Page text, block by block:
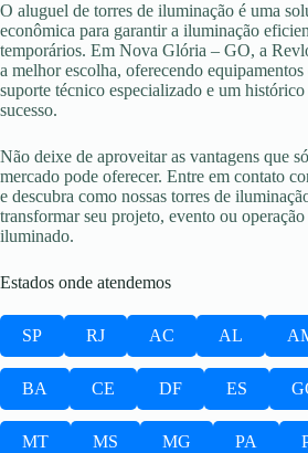
O aluguel de torres de iluminação é uma
econômica para garantir a iluminação
temporários. Em Nova Glória – GO, a
a melhor escolha, oferecendo
suporte técnico especializado e um
sucesso.
Não deixe de aproveitar as vantagens que
mercado pode oferecer. Entre em contato
e descubra como nossas torres de
transformar seu projeto, evento ou operação
iluminado.
Estados onde atendemos
SP RJ AC AL
BA CE DF ES
MT MS MG PA